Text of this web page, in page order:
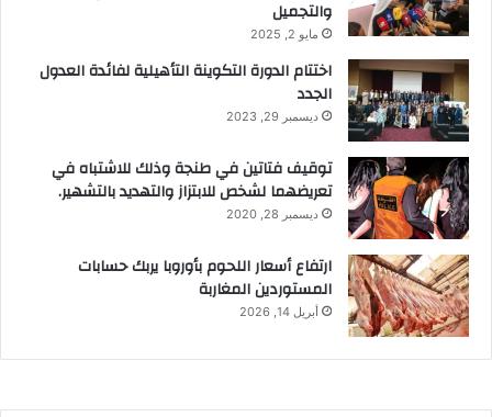
والتجميل
مايو 2, 2025
اختتام الدورة التكوينة التأهيلية لفائدة العدول
الجدد
ديسمبر 29, 2023
توقيف فتاتين في طنجة وذلك للاشتباه في
تعريضهما لشخص للابتزاز والتهديد بالتشهير.
ديسمبر 28, 2020
ارتفاع أسعار اللحوم بأوروبا يربك حسابات
المستوردين المغاربة
أبريل 14, 2026